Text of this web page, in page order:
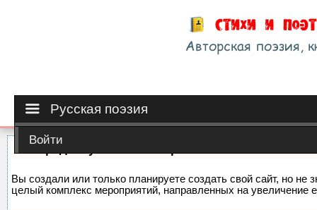
Русская поэзия
Войти
Вы создали или только планируете создать свой сайт, но не
целый комплекс мероприятий, направленных на увеличение